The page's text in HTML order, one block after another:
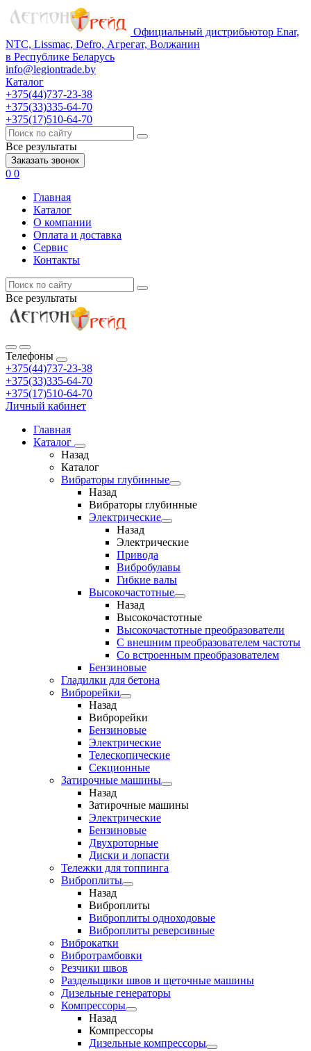
Официальный дистрибьютор Enar,
NTC, Lissmac, Defro, Агрегат, Волжанин
в Республике Беларусь
info@legiontrade.by
Каталог
+375(44)737-23-38
+375(33)335-64-70
+375(17)510-64-70
Все результаты
Заказать звонок
0 0
Главная
Каталог
О компании
Оплата и доставка
Сервис
Контакты
Все результаты
Телефоны
+375(44)737-23-38
+375(33)335-64-70
+375(17)510-64-70
Личный кабинет
Главная
Каталог
Назад
Каталог
Вибраторы глубинные
Назад
Вибраторы глубинные
Электрические
Назад
Электрические
Привода
Вибробулавы
Гибкие валы
Высокочастотные
Назад
Высокочастотные
Высокочастотные преобразователи
С внешним преобразователем частоты
Cо встроенным преобразователем
Бензиновые
Гладилки для бетона
Виброрейки
Назад
Виброрейки
Бензиновые
Электрические
Телескопические
Секционные
Затирочные машины
Назад
Затирочные машины
Электрические
Бензиновые
Двухроторные
Диски и лопасти
Тележки для топпинга
Виброплиты
Назад
Виброплиты
Виброплиты одноходовые
Виброплиты реверсивные
Виброкатки
Вибротрамбовки
Резчики швов
Раздельщики швов и щеточные машины
Дизельные генераторы
Компрессоры
Назад
Компрессоры
Дизельные компрессоры